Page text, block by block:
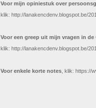
Voor mijn opiniestuk over
klik: http://lanakencdenv.blogspot.be/
Voor een greep uit mijn vragen in de
klik: http://lanakencdenv.blogspot.be/
Voor enkele korte notes, klik: https://